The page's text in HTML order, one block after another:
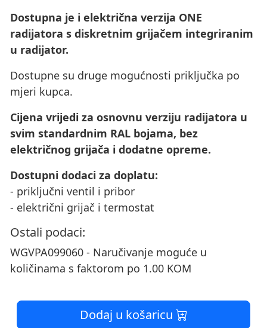
Dostupna je i električna verzija ONE
radijatora s diskretnim grijačem integriranim
u radijator.
Dostupne su druge mogućnosti priključka po
mjeri kupca.
Cijena vrijedi za osnovnu verziju radijatora u
svim standardnim RAL bojama, bez
električnog grijača i dodatne opreme.
Dostupni dodaci za doplatu:
- priključni ventil i pribor
- električni grijač i termostat
Ostali podaci:
WGVPA099060 - Naručivanje moguće u
količinama s faktorom po 1.00 KOM
Dodaj u košaricu